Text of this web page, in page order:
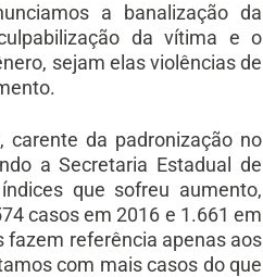
a banalização da
da vítima e o
sejam elas violências de
da padronização no
a Secretaria Estadual de
que sofreu aumento,
casos em 2016 e 1.661 em
fazem referência apenas aos
com mais casos do que